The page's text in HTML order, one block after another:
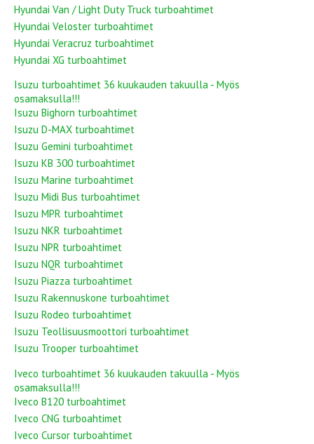
Hyundai Van / Light Duty Truck turboahtimet
Hyundai Veloster turboahtimet
Hyundai Veracruz turboahtimet
Hyundai XG turboahtimet
Isuzu turboahtimet 36 kuukauden takuulla - Myös
osamaksulla!!!
Isuzu Bighorn turboahtimet
Isuzu D-MAX turboahtimet
Isuzu Gemini turboahtimet
Isuzu KB 300 turboahtimet
Isuzu Marine turboahtimet
Isuzu Midi Bus turboahtimet
Isuzu MPR turboahtimet
Isuzu NKR turboahtimet
Isuzu NPR turboahtimet
Isuzu NQR turboahtimet
Isuzu Piazza turboahtimet
Isuzu Rakennuskone turboahtimet
Isuzu Rodeo turboahtimet
Isuzu Teollisuusmoottori turboahtimet
Isuzu Trooper turboahtimet
Iveco turboahtimet 36 kuukauden takuulla - Myös
osamaksulla!!!
Iveco B120 turboahtimet
Iveco CNG turboahtimet
Iveco Cursor turboahtimet